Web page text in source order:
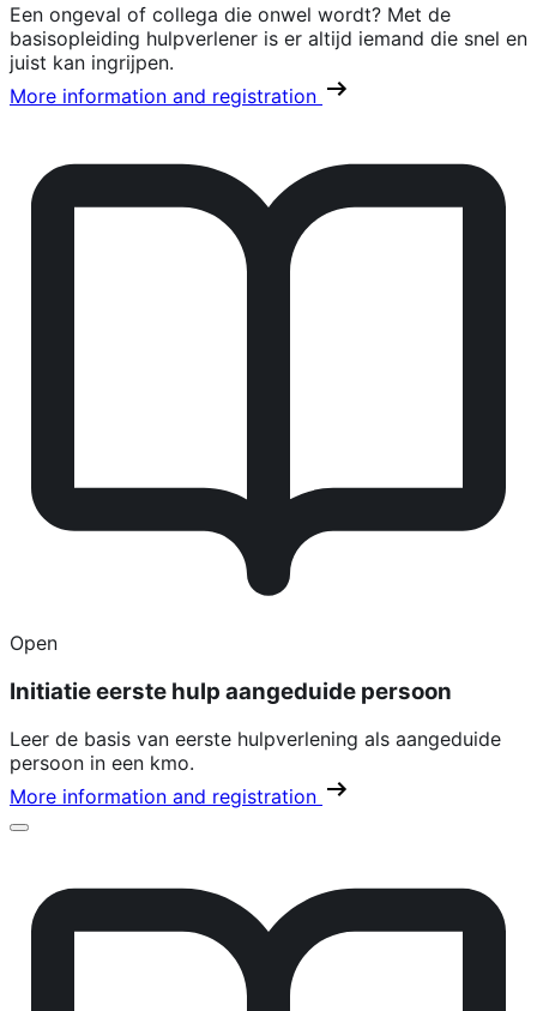
Een ongeval of collega die onwel wordt? Met de
basisopleiding hulpverlener is er altijd iemand die snel en
juist kan ingrijpen.
More information and registration
Open
Initiatie eerste hulp aangeduide persoon
Leer de basis van eerste hulpverlening als aangeduide
persoon in een kmo.
More information and registration